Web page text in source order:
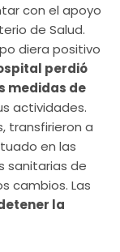
con el apoyo
de Salud.
diera positivo
perdió
medidas de
actividades.
transfirieron a
en las
sanitarias de
cambios. Las
la